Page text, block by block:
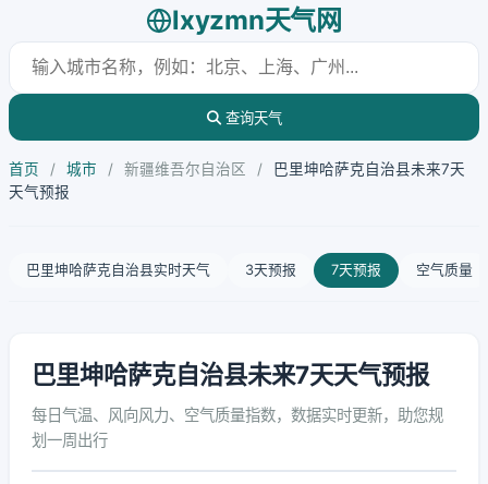
lxyzmn天气网
查询天气
首页 / 城市 / 新疆维吾尔自治区 /
巴里坤哈萨克自治县未来7天
天气预报
巴里坤哈萨克自治县实时天气 3天预报 7天预报 空气质量
巴里坤哈萨克自治县未来7天天气预报
每日气温、风向风力、空气质量指数，数据实时更新，助您规
划一周出行